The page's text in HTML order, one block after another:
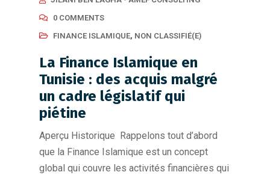
0 COMMENTS
FINANCE ISLAMIQUE, NON CLASSIFIÉ(E)
La Finance Islamique en
Tunisie : des acquis malgré
un cadre législatif qui
piétine
Aperçu Historique Rappelons tout d’abord
que la Finance Islamique est un concept
global qui couvre les activités financières qui